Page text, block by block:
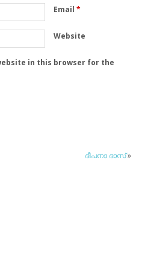
Email *
Website
in this browser for the
ദീപനാ ദാസ്»